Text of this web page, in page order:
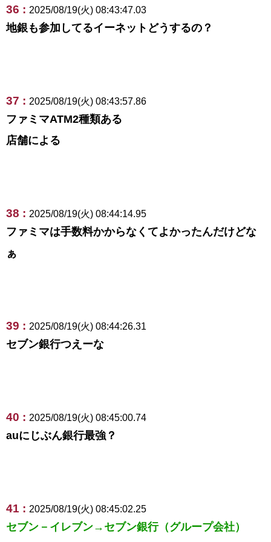
36 : 2025/08/19(火) 08:43:47.03
地銀も参加してるイーネットどうするの？
37 : 2025/08/19(火) 08:43:57.86
ファミマATM2種類ある
店舗による
38 : 2025/08/19(火) 08:44:14.95
ファミマは手数料かからなくてよかったんだけどな
ぁ
39 : 2025/08/19(火) 08:44:26.31
セブン銀行つえーな
40 : 2025/08/19(火) 08:45:00.74
auにじぶん銀行最強？
41 : 2025/08/19(火) 08:45:02.25
セブン－イレブン→セブン銀行（グループ会社）